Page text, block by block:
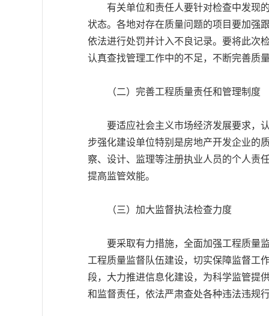
有关单位和责任人要针对检查中发现的
状态。各地对存在质量问题的项目要加强
依法进行处罚并计入不良记录。要将此次
认真查找管理工作中的不足，不断完善质
（二）完善工程质量责任和管理制度
要适应社会主义市场经济发展要求，认
步强化建设单位特别是房地产开发企业的
察、设计、监理等注册执业人员的个人责
提高监管效能。
（三）加大监督执法检查力度
要采取有力措施，全面加强工程质量监
工程质量监督队伍建设，切实保障监督工
段，大力推进信息化建设，为科学监管提
和监督责任，依法严肃查处各种违法违规